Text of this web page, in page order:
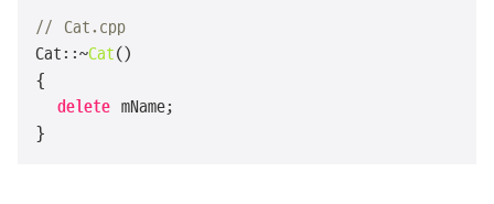
// Cat.cpp
Cat::~Cat()
{
delete mName;
}